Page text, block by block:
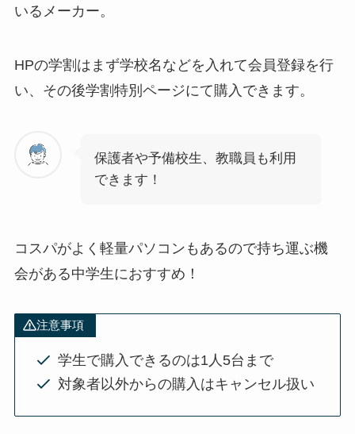
いるメーカー。
HPの学割はまず学校名などを入れて会員登録を行
い、その後学割特別ページにて購入できます。
保護者や予備校生、教職員も利用
できます！
コスパがよく軽量パソコンもあるので持ち運ぶ機
会がある中学生におすすめ！
注意事項
学生で購入できるのは1人5台まで
対象者以外からの購入はキャンセル扱い